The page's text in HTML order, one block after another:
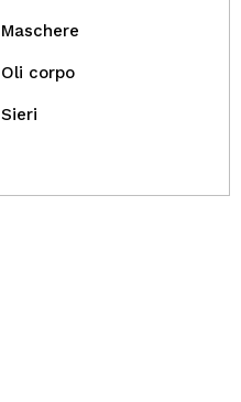
Maschere
Oli corpo
Sieri